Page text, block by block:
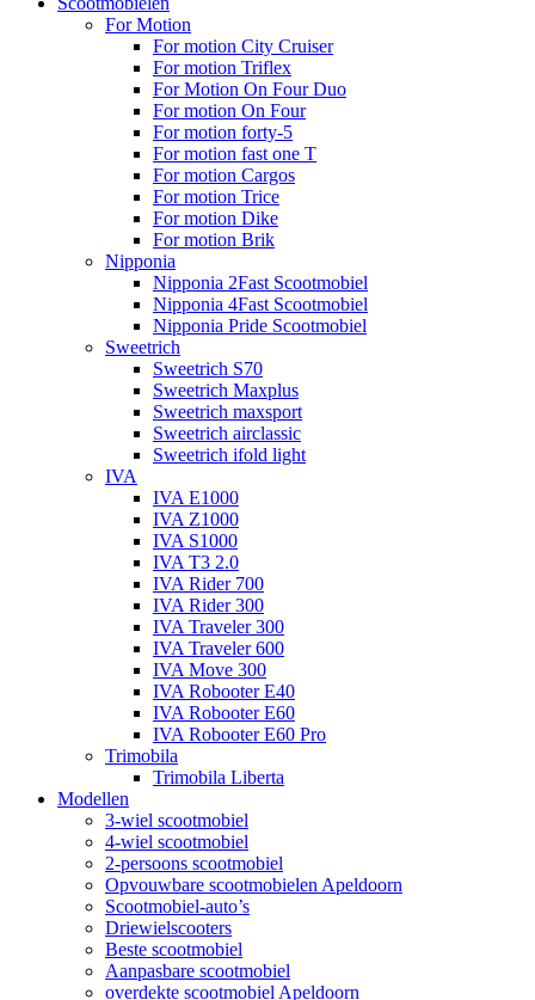
For Motion
For motion City Cruiser
For motion Triflex
For Motion On Four Duo
For motion On Four
For motion forty-5
For motion fast one T
For motion Cargos
For motion Trice
For motion Dike
For motion Brik
Nipponia
Nipponia 2Fast Scootmobiel
Nipponia 4Fast Scootmobiel
Nipponia Pride Scootmobiel
Sweetrich
Sweetrich S70
Sweetrich Maxplus
Sweetrich maxsport
Sweetrich airclassic
Sweetrich ifold light
IVA
IVA E1000
IVA Z1000
IVA S1000
IVA T3 2.0
IVA Rider 700
IVA Rider 300
IVA Traveler 300
IVA Traveler 600
IVA Move 300
IVA Robooter E40
IVA Robooter E60
IVA Robooter E60 Pro
Trimobila
Trimobila Liberta
Modellen
3-wiel scootmobiel
4-wiel scootmobiel
2-persoons scootmobiel
Opvouwbare scootmobielen Apeldoorn
Scootmobiel-auto’s
Driewielscooters
Beste scootmobiel
Aanpasbare scootmobiel
overdekte scootmobiel Apeldoorn